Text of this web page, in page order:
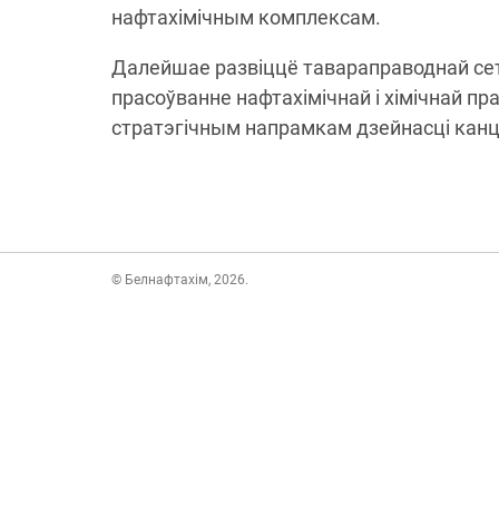
нафтахімічным комплексам.
Далейшае развіццё тавараправоднай
прасоўванне нафтахімічнай і хімічнай
стратэгічным напрамкам дзейнасці
© Белнафтахім, 2026.